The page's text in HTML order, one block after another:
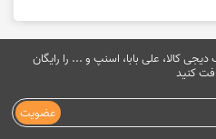
کالا، علی بابا، اسنپ و ... را رایگان
کنید
عضویت